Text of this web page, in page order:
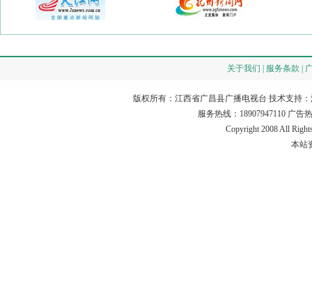
关于我们 | 服务条款 |
版权所有：江西省广昌县广播电视台 技术支持
服务热线：18907947110 广告
Copyright 2008 All Rights
本站